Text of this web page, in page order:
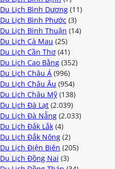
Du Lịch Bình Dương (11)
Du Lịch Bình Phước (3)
Du Lịch Bình Thuận (14)
Du Lịch Cà Mau (25)
Du Lịch Cần Thơ (41)
Du Lịch Cao Bằng (352)
Du Lịch Châu Á (996)
Du Lịch Châu Âu (954)
Du Lịch Châu Mỹ (138)
Du Lịch Đà Lạt (2.039)
Du Lịch Đà Nẵng (2.033)
Du Lịch Đắk Lắk (4)
Du Lịch Đắk Nông (2)
Du Lịch Điện Biên (205)
Du Lịch Đồng Nai (3)